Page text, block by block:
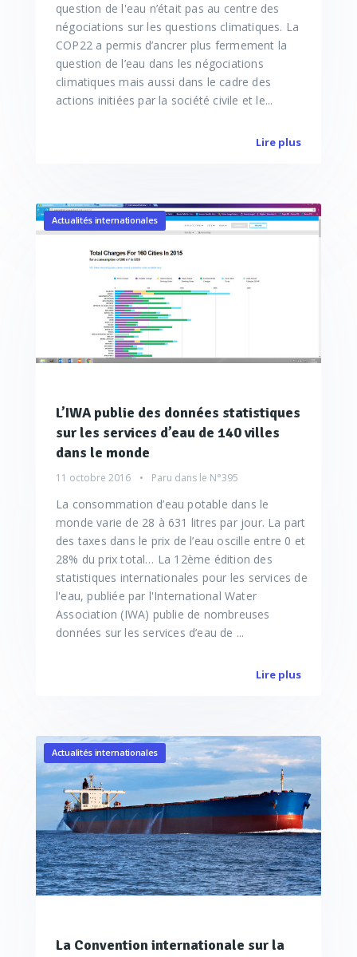
question de l'eau n’était pas au centre des
négociations sur les questions climatiques. La
COP22 a permis d’ancrer plus fermement la
question de l’eau dans les négociations
climatiques mais aussi dans le cadre des
actions initiées par la société civile et le...
Lire plus
Actualités internationales
L’IWA publie des données statistiques
sur les services d’eau de 140 villes
dans le monde
11 octobre 2016 Paru dans le N°395
La consommation d’eau potable dans le
monde varie de 28 à 631 litres par jour. La part
des taxes dans le prix de l’eau oscille entre 0 et
28% du prix total… La 12ème édition des
statistiques internationales pour les services de
l'eau, publiée par l'International Water
Association (IWA) publie de nombreuses
données sur les services d’eau de ...
Lire plus
Actualités internationales
La Convention internationale sur la